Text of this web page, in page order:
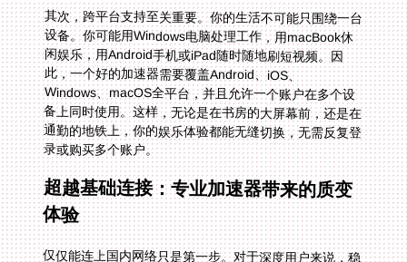
其次，跨平台支持至关重要。你的生活不可能只围绕一台
设备。你可能用Windows电脑处理工作，用macBook休
闲娱乐，用Android手机或iPad随时随地刷短视频。因
此，一个好的加速器需要覆盖Android、iOS、
Windows、macOS全平台，并且允许一个账户在多个设
备上同时使用。这样，无论是在书房的大屏幕前，还是在
通勤的地铁上，你的娱乐体验都能无缝切换，无需反复登
录或购买多个账户。
超越基础连接：专业加速器带来的质变
体验
仅仅能连上国内网络只是第一步。对于深度用户来说，稳
定、快速、安全的体验才是关键。这便涉及到加速器的深
层功能。比如，稳定无限的流量至关重要。没有人喜欢在
追剧到高潮时突然被告知“本月流量已用尽”。真正的无限